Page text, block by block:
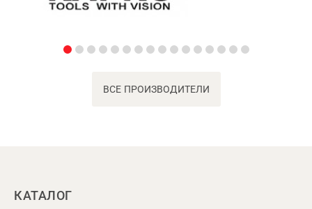
ВСЕ ПРОИЗВОДИТЕЛИ
КАТАЛОГ